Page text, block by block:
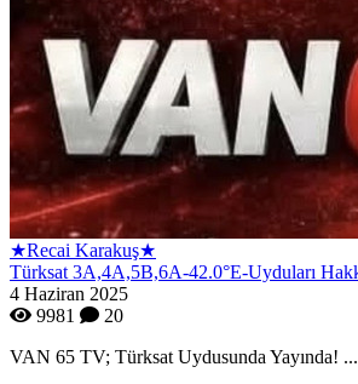
★Recai Karakuş★
Türksat 3A,4A,5B,6A-42.0°E-Uyduları
4 Haziran 2025
9981
20
VAN 65 TV; Türksat Uydusunda Yayında! ...